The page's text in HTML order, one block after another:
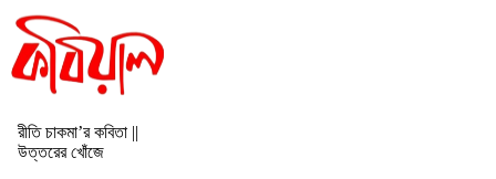
রীতি চাকমা’র কবিতা ||
উত্তরের খোঁজে